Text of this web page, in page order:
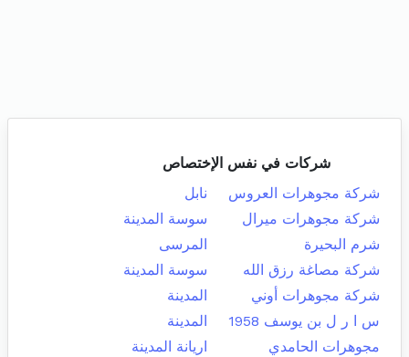
شركات في نفس الإختصاص
شركة مجوهرات العروس
نابل
شركة مجوهرات ميرال
سوسة المدينة
شرم البحيرة
المرسى
شركة مصاغة رزق الله
سوسة المدينة
شركة مجوهرات أوني
المدينة
س ا ر ل بن يوسف 1958
المدينة
مجوهرات الحامدي
اريانة المدينة